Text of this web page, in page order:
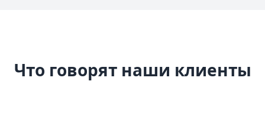
Что говорят наши клиенты